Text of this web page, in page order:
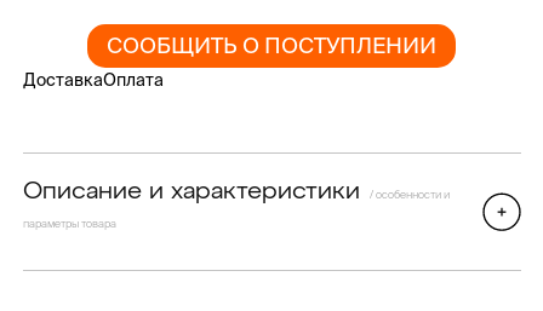
СООБЩИТЬ О ПОСТУПЛЕНИИ
ДоставкаОплата
Описание и характеристики / особенности и
параметры товара